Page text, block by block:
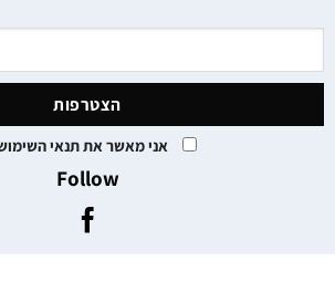
אני מאשר את תנאי השימוש
Follow